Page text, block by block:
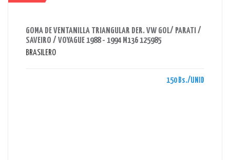
GOMA DE VENTANILLA TRIANGULAR DER. VW GOL/ PARATI /
SAVEIRO / VOYAGUE 1988 - 1994 M136 125985
BRASILERO
150 Bs./UNID